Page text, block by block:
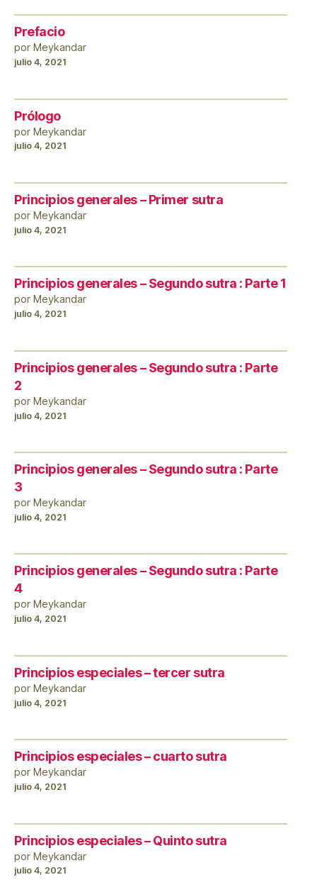
Prefacio
por Meykandar
julio 4, 2021
Prólogo
por Meykandar
julio 4, 2021
Principios generales – Primer sutra
por Meykandar
julio 4, 2021
Principios generales – Segundo sutra : Parte 1
por Meykandar
julio 4, 2021
Principios generales – Segundo sutra : Parte
2
por Meykandar
julio 4, 2021
Principios generales – Segundo sutra : Parte
3
por Meykandar
julio 4, 2021
Principios generales – Segundo sutra : Parte
4
por Meykandar
julio 4, 2021
Principios especiales – tercer sutra
por Meykandar
julio 4, 2021
Principios especiales – cuarto sutra
por Meykandar
julio 4, 2021
Principios especiales – Quinto sutra
por Meykandar
julio 4, 2021